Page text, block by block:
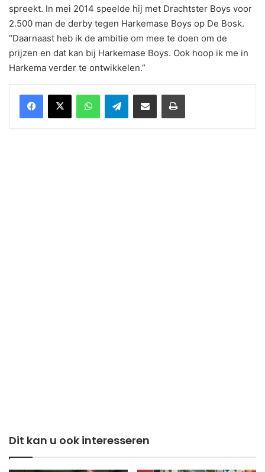
spreekt. In mei 2014 speelde hij met Drachtster Boys voor
2.500 man de derby tegen Harkemase Boys op De Bosk.
“Daarnaast heb ik de ambitie om mee te doen om de
prijzen en dat kan bij Harkemase Boys. Ook hoop ik me in
Harkema verder te ontwikkelen.”
WhatsAppTelegramDelen via Email Print
Dit kan u ook interesseren